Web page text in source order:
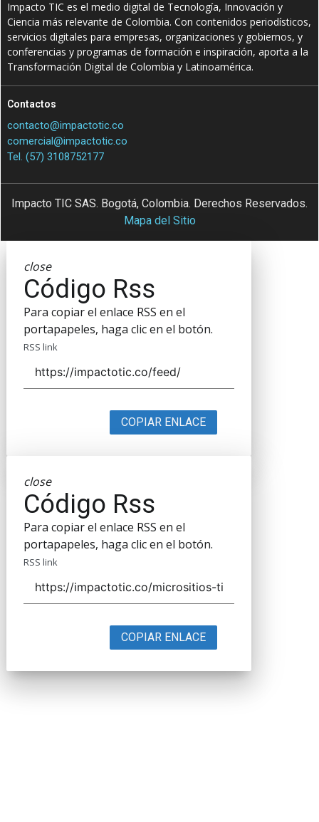
Impacto TIC es el medio digital de Tecnología, Innovación y
Ciencia más relevante de Colombia. Con contenidos periodísticos,
servicios digitales para empresas, organizaciones y gobiernos, y
conferencias y programas de formación e inspiración, aporta a la
Transformación Digital de Colombia y Latinoamérica.
Contactos
contacto@impactotic.co
comercial@impactotic.co
Tel. (57) 3108752177
Impacto TIC SAS. Bogotá, Colombia. Derechos Reservados.
Mapa del Sitio
close
Código Rss
Para copiar el enlace RSS en el
portapapeles, haga clic en el botón.
RSS link
COPIAR ENLACE
close
Código Rss
Para copiar el enlace RSS en el
portapapeles, haga clic en el botón.
RSS link
COPIAR ENLACE